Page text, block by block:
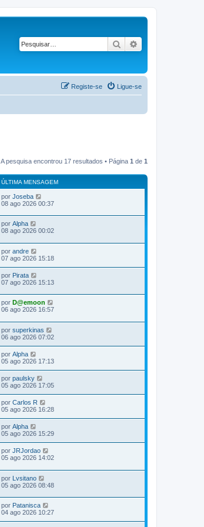
Pesquisar
Ligue-se
Registe-se
A pesquisa encontrou 17 resultados • Página 1 de 1
ÚLTIMA MENSAGEM
por Joseba
08 ago 2026 00:37
por Alpha
08 ago 2026 00:02
por andre
07 ago 2026 15:18
por Pirata
07 ago 2026 15:13
por D@emoon
06 ago 2026 16:57
por superkinas
06 ago 2026 07:02
por Alpha
05 ago 2026 17:13
por paulsky
05 ago 2026 17:05
por Carlos R
05 ago 2026 16:28
por Alpha
05 ago 2026 15:29
por JRJordao
05 ago 2026 14:02
por Lvsitano
05 ago 2026 08:48
por Patanisca
04 ago 2026 10:27